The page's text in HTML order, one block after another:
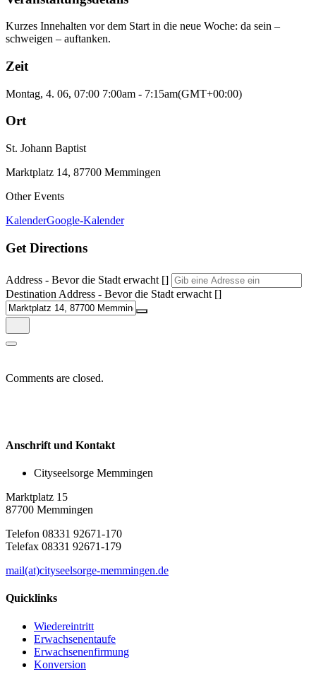
Kurzes Innehalten vor dem Start in die neue Woche: da sein –
schweigen – auftanken.
Zeit
Montag, 4. 06, 07:00 7:00am - 7:15am(GMT+00:00)
Ort
St. Johann Baptist
Marktplatz 14, 87700 Memmingen
Other Events
KalenderGoogle-Kalender
Get Directions
Address - Bevor die Stadt erwacht []
Destination Address - Bevor die Stadt erwacht []
Comments are closed.
Anschrift und Kontakt
Cityseelsorge Memmingen
Marktplatz 15
87700 Memmingen
Telefon 08331 92671-170
Telefax 08331 92671-179
mail(at)cityseelsorge-memmingen.de
Quicklinks
Wiedereintritt
Erwachsenentaufe
Erwachsenenfirmung
Konversion